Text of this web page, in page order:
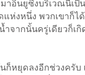
าอินยูซึ่งบริเวณนี้เ
แห่งหนึ่ง พวกเขาก็
จากนั้นครู่เดียวก็เ
หยุดลงอีกช่วงครับ